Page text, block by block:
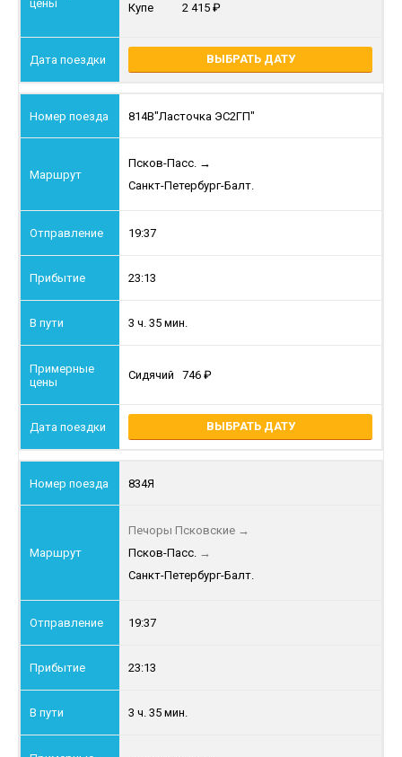
Купе
2 415
ВЫБРАТЬ ДАТУ
814В"Ласточка ЭС2ГП"
Псков-Пасс. →
Санкт-Петербург-Балт.
19:37
23:13
3 ч. 35 мин.
Сидячий 746
ВЫБРАТЬ ДАТУ
834Я
Печоры Псковские →
Псков-Пасс. →
Санкт-Петербург-Балт.
19:37
23:13
3 ч. 35 мин.